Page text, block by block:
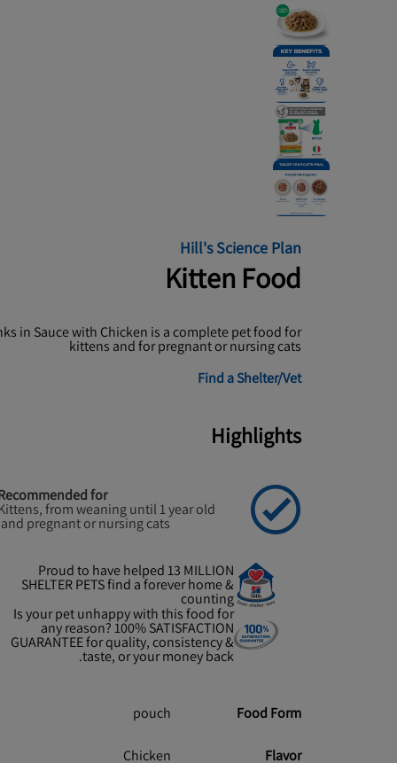
Hill's Science Plan
Kitten Food
in Sauce with Chicken is a complete pet food for
kittens and for pregnant or nursing cats
Find a Shelter/Vet
Highlights
for
from weaning until 1 year old
and pregnant or nursing cats.
Proud to have helped 13 MILLION
SHELTER PETS find a forever home &
counting
Is your pet unhappy with this food for
any reason? 100% SATISFACTION
GUARANTEE for quality, consistency &
taste, or your money back.
Food Form
pouch
Flavor
Chicken